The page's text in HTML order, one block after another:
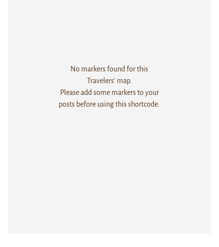
No markers found for this
Travelers' map.
Please add some markers to your
posts before using this shortcode.